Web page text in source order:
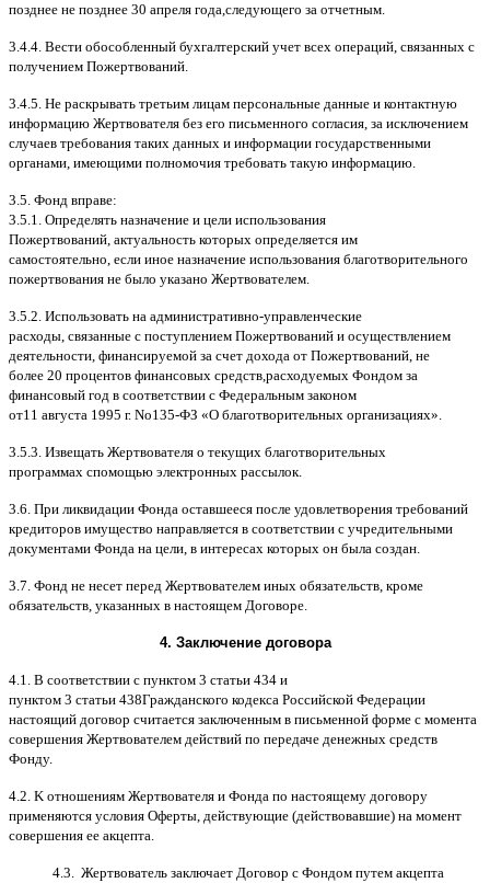
позднее не позднее 30 апреля года,следующего за отчетным.
3.4.4. Вести обособленный бухгалтерский учет всех операций, связанных с
получением Пожертвований.
3.4.5. Не раскрывать третьим лицам персональные данные и контактную
информацию Жертвователя без его письменного согласия, за исключением
случаев требования таких данных и информации государственными
органами, имеющими полномочия требовать такую информацию.
3.5. Фонд вправе:
3.5.1. Определять назначение и цели использования
Пожертвований, актуальность которых определяется им
самостоятельно, если иное назначение использования благотворительного
пожертвования не было указано Жертвователем.
3.5.2. Использовать на административно-управленческие
расходы, связанные с поступлением Пожертвований и осуществлением
деятельности, финансируемой за счет дохода от Пожертвований, не
более 20 процентов финансовых средств,расходуемых Фондом за
финансовый год в соответствии с Федеральным законом
от11 августа 1995 г. No135-ФЗ «О благотворительных организациях».
3.5.3. Извещать Жертвователя o текущих благотворительных
программах cпомощью электронных рассылок.
3.6. При ликвидации Фонда оставшееся после удовлетворения требований
кредиторов имущество направляется в соответствии с учредительными
документами Фонда на цели, в интересах которых он была создан.
3.7. Фонд не несет перед Жертвователем иных обязательств, кроме
обязательств, указанных в настоящем Договоре.
4. Заключение договора
4.1. B соответствии с пунктом 3 статьи 434 и
пунктом 3 статьи 438Гражданского кодекса Российской Федерации
настоящий договор считается заключенным в письменной форме c момента
совершения Жертвователем действий по передаче денежных средств
Фонду.
4.2. K отношениям Жертвователя и Фонда по настоящему договору
применяются условия Оферты, действующие (действовавшие) на момент
совершения ее акцепта.
4.3. Жертвователь заключает Договор c Фондом путем акцепта